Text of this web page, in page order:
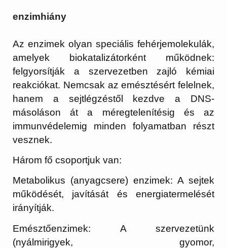
enzimhiány
Az enzimek olyan speciális fehérjemolekulák,
amelyek biokatalizátorként működnek:
felgyorsítják a szervezetben zajló kémiai
reakciókat. Nemcsak az emésztésért felelnek,
hanem a sejtlégzéstől kezdve a DNS-
másoláson át a méregtelenítésig és az
immunvédelemig minden folyamatban részt
vesznek.
Három fő csoportjuk van:
Metabolikus (anyagcsere) enzimek: A sejtek
működését, javítását és energiatermelését
irányítják.
Emésztőenzimek: A szervezetünk
(nyálmirigyek, gyomor,